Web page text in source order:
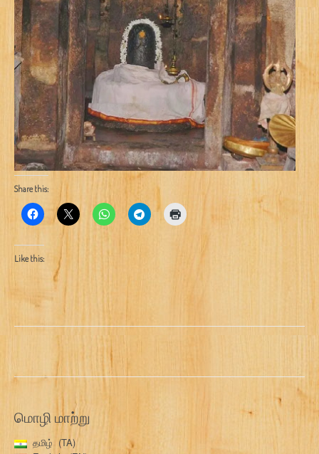
Share this:
Like this:
மொழி மாற்று
தமிழ்
TA